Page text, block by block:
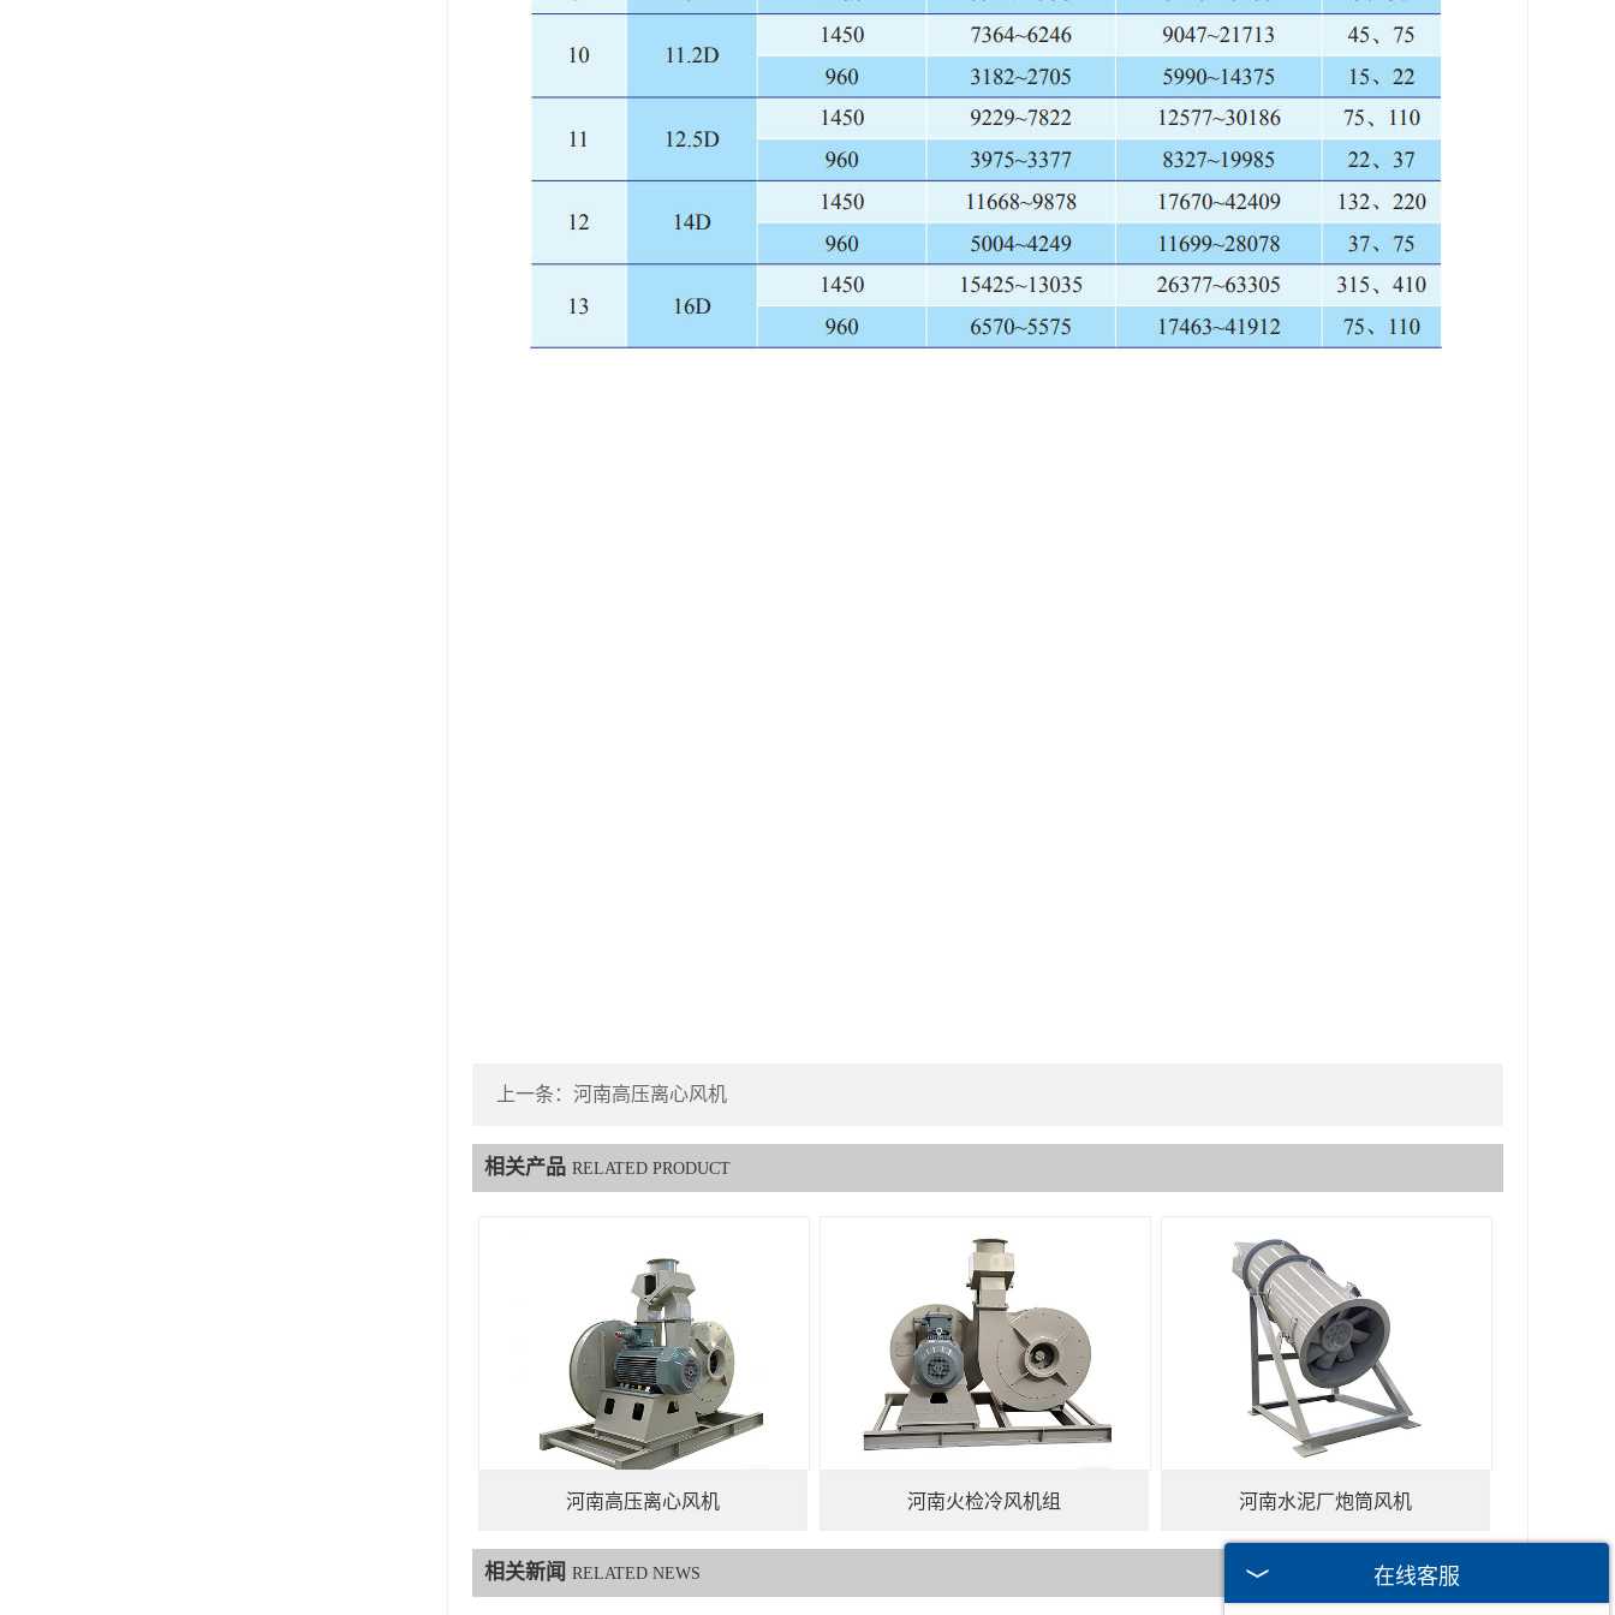
上一条： 河南高压离心风机
相关产品 RELATED PRODUCT
河南高压离心风机 河南火检冷风机组 河南水泥厂炮筒风机
相关新闻 RELATED NEWS 在线客服